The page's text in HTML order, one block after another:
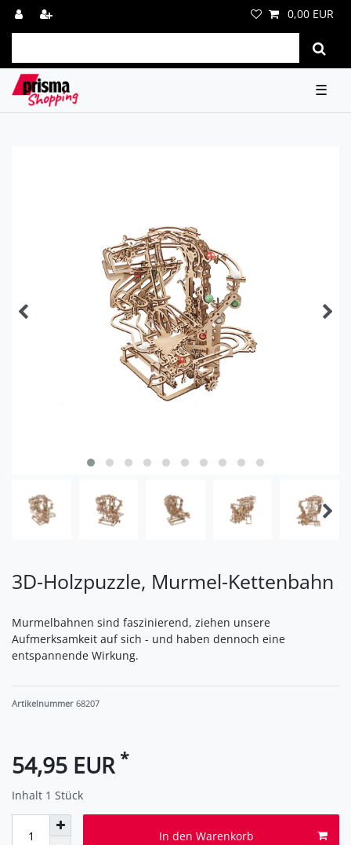
0,00 EUR
☰
3D-Holzpuzzle, Murmel-Kettenbahn
Murmelbahnen sind faszinierend, ziehen unsere
Aufmerksamkeit auf sich - und haben dennoch eine
entspannende Wirkung.
Artikelnummer 68207
54,95 EUR *
Inhalt 1 Stück
In den Warenkorb